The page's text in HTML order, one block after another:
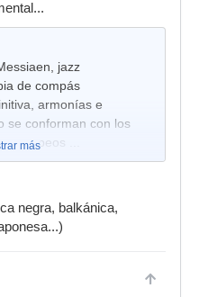
jazz
de compás
armonías e
se conforman con los
europeos ...
más
negra, balkánica,